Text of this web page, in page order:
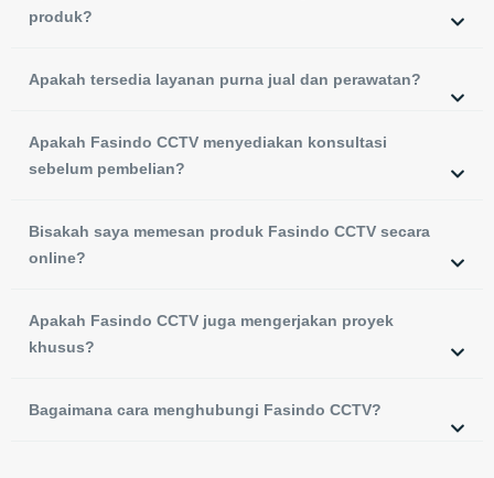
produk?
Apakah tersedia layanan purna jual dan perawatan?
Apakah Fasindo CCTV menyediakan konsultasi
sebelum pembelian?
Bisakah saya memesan produk Fasindo CCTV secara
online?
Apakah Fasindo CCTV juga mengerjakan proyek
khusus?
Bagaimana cara menghubungi Fasindo CCTV?